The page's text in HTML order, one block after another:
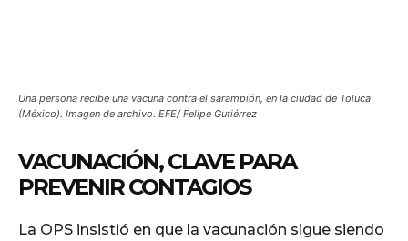
Una persona recibe una vacuna contra el sarampión, en la ciudad de Toluca
(México). Imagen de archivo. EFE/ Felipe Gutiérrez
VACUNACIÓN, CLAVE PARA
PREVENIR CONTAGIOS
La OPS insistió en que la vacunación sigue siendo